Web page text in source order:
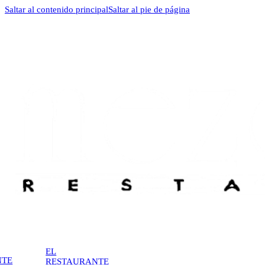
Saltar al contenido principalSaltar al pie de página
EL
RESTAURANTE